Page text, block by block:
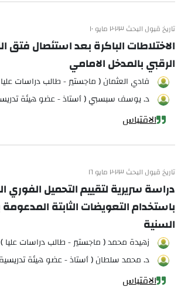
تاريخ قبول البحث ٢٠٢٣ مايو ١٠
الاختلاطات الباكرة بعد استئصال فتق
الرقبي بالمدخل الامامي
فادي العثمان ( ماجستير - طالب دراسات
د. يوسف سبسبي ( أستاذ - عضو هيئة
الاقتباس
تاريخ قبول البحث ٢٠٢٣ مايو ١٦
دراسة سريرية لتقييم التحميل الفوري
باستخدام التعويضات الثابتة
السنية
زهيدة محمد ( ماجستير - طالب دراسات عليا )
د. محمد سلطان ( أستاذ - عضو هيئة
الاقتباس